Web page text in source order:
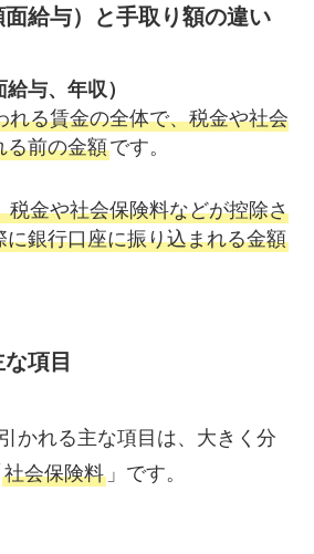
給与）と手取り額の違い
与、年収）
れる賃金の全体で、税金や社会
る前の金額です。
税金や社会保険料などが控除さ
に銀行口座に振り込まれる金額
項目
かれる主な項目は、大きく分
社会保険料」です。